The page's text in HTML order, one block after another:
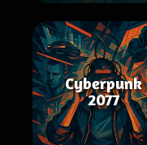
Cyberpunk
2077